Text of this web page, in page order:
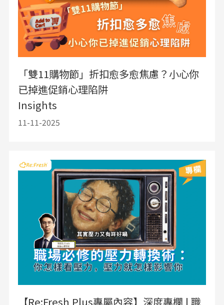
「雙11購物節」折扣愈多愈焦慮？小心你
已掉進促銷心理陷阱
Insights
11-11-2025
【Re:Fresh Plus專屬內容】深度專欄 | 職